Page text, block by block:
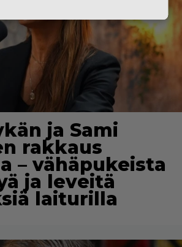
ja Sami
rakkaus
– vähäpukeista
ja leveitä
laiturilla